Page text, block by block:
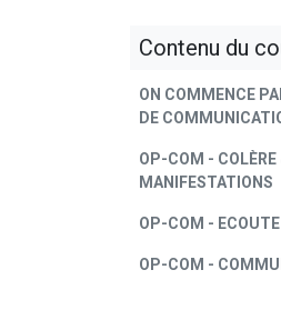
Contenu du
ON COMMENCE
DE
OP-COM - COLÈRE
MANIFESTATIONS
OP-COM -
OP-COM -